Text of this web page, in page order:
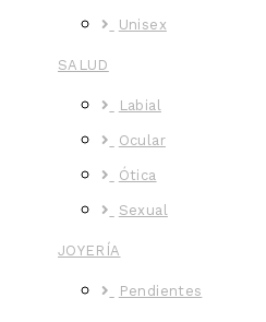
Unisex
SALUD
Labial
Ocular
Ótica
Sexual
JOYERÍA
Pendientes